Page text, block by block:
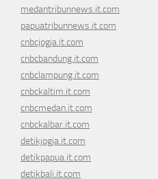
medantribunnews.it.com
papuatribunnews.it.com
cnbcjogja.it.com
cnbcbandung.it.com
cnbclampung.it.com
cnbckaltim.it.com
cnbcmedan.it.com
cnbckalbar.it.com
detikjogja.it.com
detikpapua.it.com
detikbali.it.com